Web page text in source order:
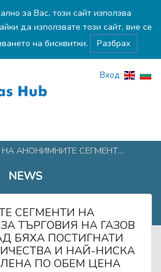
за Вас, този сайт използва
да използвате този сайт, вие се
на бисквитки.
Разбрах
Вход
НА АНОНИМНИТЕ СЕГМЕНТ...
NEWS
СЕГМЕНТИ НА
ТЪРГОВИЯ НА ГАЗОВ
БЯХА ПОСТИГНАТИ
И НАЙ-НИСКА
ПО ОБЕМ ЦЕНА